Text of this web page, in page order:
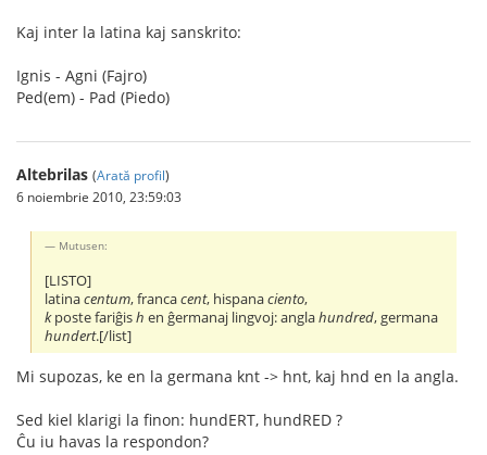
Kaj inter la latina kaj sanskrito:
Ignis - Agni (Fajro)
Ped(em) - Pad (Piedo)
Altebrilas (Arată profil)
6 noiembrie 2010, 23:59:03
Mutusen:
[LISTO]
latinacentum, francacent, hispanaciento,
kposte fariĝish en ĝermanaj lingvoj: anglahundred, germana
hundert.[/list]
Mi supozas, ke en la germana knt -> hnt, kaj hnd en la angla.
Sed kiel klarigi la finon: hundERT, hundRED ?
Ĉu iu havas la respondon?